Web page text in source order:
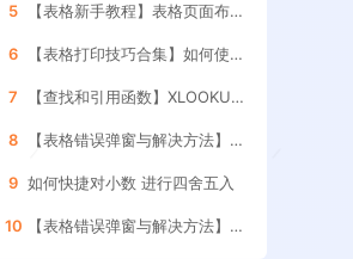
5 【表格新手教程】表格页面布局 调整与设置
6 【表格打印技巧合集】如何使用表格的 分页预览功能
7 【查找和引用函数】XLOOKUP函数的 使用方法
8 【表格错误弹窗与解决方法】如何处理引用其它表格 数据更新的提示框
9 如何快捷对小数 进行四舍五入
10 【表格错误弹窗与解决方法】如何删除表格内的 空格和空白字符